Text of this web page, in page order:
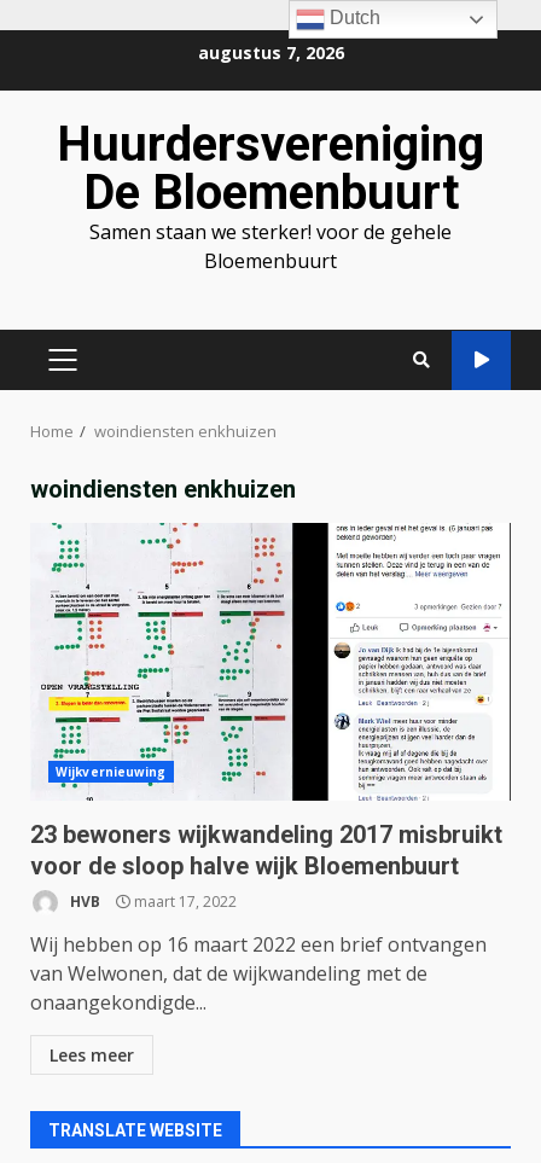
inhoud
augustus 7, 2026
Huurdersvereniging
De Bloemenbuurt
Samen staan we sterker! voor de gehele
Bloemenbuurt
PRIMAIR
Home woindiensten enkhuizen
woindiensten enkhuizen
Wijkvernieuwing
23 bewoners wijkwandeling 2017 misbruikt
voor de sloop halve wijk Bloemenbuurt
HVB maart 17, 2022
Wij hebben op 16 maart 2022 een brief ontvangen
van Welwonen, dat de wijkwandeling met de
onaangekondigde...
Lees meer
TRANSLATE WEBSITE
Dutch